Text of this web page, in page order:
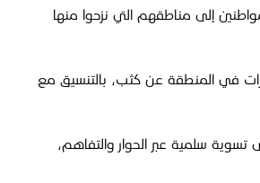
إلى مناطقهم التي نزحوا منها
في المنطقة عن كثب، بالتنسيق مع
تسوية سلمية عبر الحوار والتفاهم،